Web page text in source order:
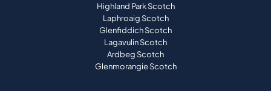
Highland Park Scotch
Laphroaig Scotch
Glenfiddich Scotch
Lagavulin Scotch
Ardbeg Scotch
Glenmorangie Scotch